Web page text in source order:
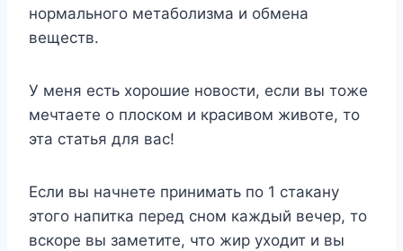
нормального метаболизма и обмена
веществ.
У меня есть хорошие новости, если вы тоже
мечтаете о плоском и красивом животе, то
эта статья для вас!
Если вы начнете принимать по 1 стакану
этого напитка перед сном каждый вечер, то
вскоре вы заметите, что жир уходит и вы